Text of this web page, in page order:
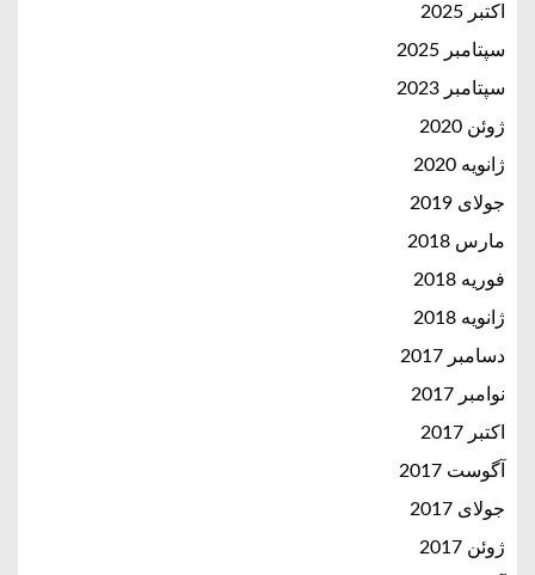
اکتبر 2025
سپتامبر 2025
سپتامبر 2023
ژوئن 2020
ژانویه 2020
جولای 2019
مارس 2018
فوریه 2018
ژانویه 2018
دسامبر 2017
نوامبر 2017
اکتبر 2017
آگوست 2017
جولای 2017
ژوئن 2017